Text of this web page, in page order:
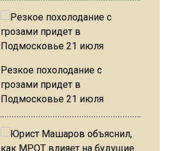
Резкое похолодание с
грозами придет в
Подмосковье 21 июля